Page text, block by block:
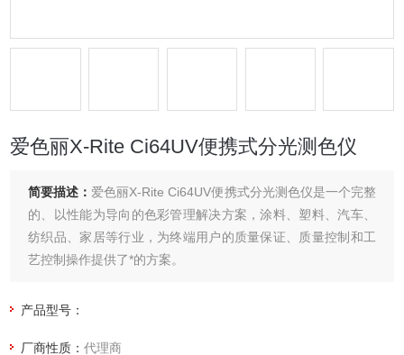
爱色丽X-Rite Ci64UV便携式分光测色仪
简要描述： 爱色丽X-Rite Ci64UV便携式分光测色仪是一个完整
的、以性能为导向的色彩管理解决方案，涂料、塑料、汽车、
纺织品、家居等行业，为终端用户的质量保证、质量控制和工
艺控制操作提供了*的方案。
产品型号：
厂商性质：代理商